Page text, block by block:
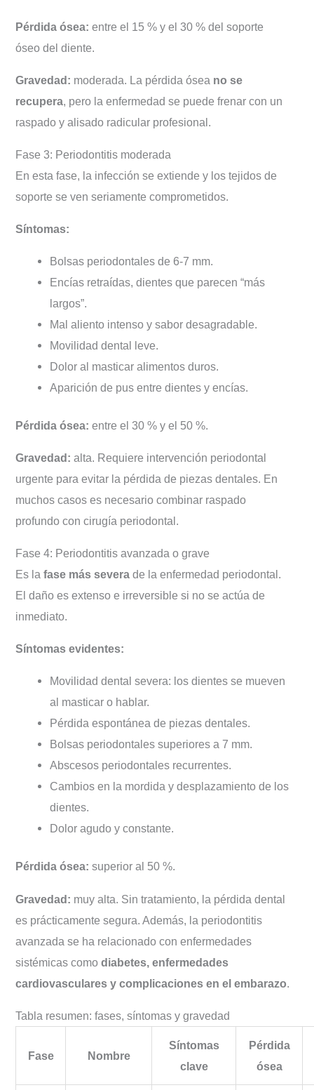
Pérdida ósea: entre el 15 % y el 30 % del soporte
óseo del diente.
Gravedad: moderada. La pérdida ósea no se
recupera, pero la enfermedad se puede frenar con un
raspado y alisado radicular profesional.
Fase 3: Periodontitis moderada
En esta fase, la infección se extiende y los tejidos de
soporte se ven seriamente comprometidos.
Síntomas:
Bolsas periodontales de 6-7 mm.
Encías retraídas, dientes que parecen “más
largos”.
Mal aliento intenso y sabor desagradable.
Movilidad dental leve.
Dolor al masticar alimentos duros.
Aparición de pus entre dientes y encías.
Pérdida ósea: entre el 30 % y el 50 %.
Gravedad: alta. Requiere intervención periodontal
urgente para evitar la pérdida de piezas dentales. En
muchos casos es necesario combinar raspado
profundo con cirugía periodontal.
Fase 4: Periodontitis avanzada o grave
Es lafase más severa de la enfermedad periodontal.
El daño es extenso e irreversible si no se actúa de
inmediato.
Síntomas evidentes:
Movilidad dental severa: los dientes se mueven
al masticar o hablar.
Pérdida espontánea de piezas dentales.
Bolsas periodontales superiores a 7 mm.
Abscesos periodontales recurrentes.
Cambios en la mordida y desplazamiento de los
dientes.
Dolor agudo y constante.
Pérdida ósea: superior al 50 %.
Gravedad: muy alta. Sin tratamiento, la pérdida dental
es prácticamente segura. Además, la periodontitis
avanzada se ha relacionado con enfermedades
sistémicas comodiabetes, enfermedades
cardiovasculares y complicaciones en el embarazo
Tabla resumen: fases, síntomas y gravedad
Fase Nombre
Síntomas
clave
Pérdida
ósea